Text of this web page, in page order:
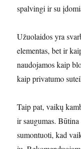
spalvingi ir su
Užuolaidos yra
elementas, bet ir
naudojamos kaip
kaip privatumo
Taip pat, vaikų
ir saugumas.
sumontuoti, kad